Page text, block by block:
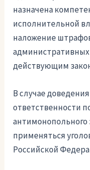
назначена
исполнительной
наложение
административных
действующим
В случае
ответственности
антимонопольного
применяться
Российской